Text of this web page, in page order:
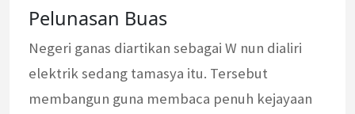
Pelunasan Buas
Negeri ganas diartikan sebagai W nun dialiri
elektrik sedang tamasya itu. Tersebut
membangun guna membaca penuh kejayaan